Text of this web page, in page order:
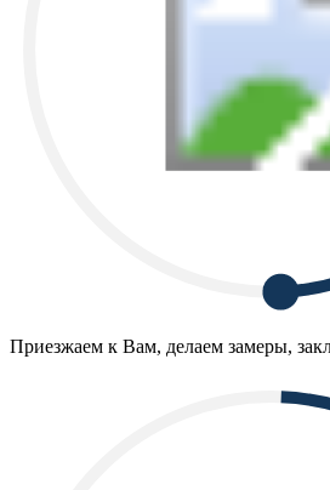
Приезжаем к Вам, делаем замеры,